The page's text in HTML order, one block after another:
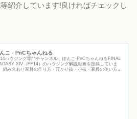
紹介しています!良ければチェックし
こ - PnCちゃんねる
ハウジング専門チャンネル｜ぽんこ‐PnCちゃんねるFINAL
XIV（FF14）のハウジング解説動画を投稿していま
組み合わせ家具の作り方・浮かせ技・小技・家具の使い方な